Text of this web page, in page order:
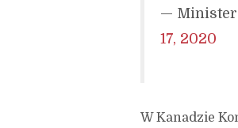
—
17, 2020
W Kanadzie